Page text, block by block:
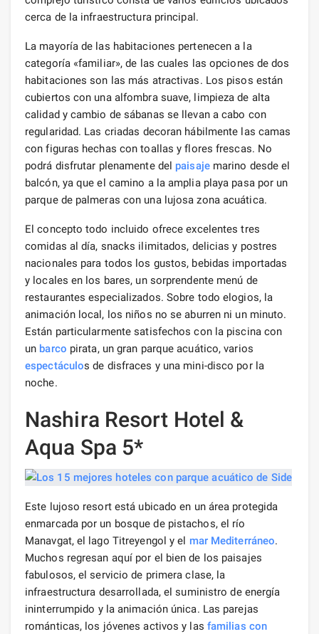
cerca de la infraestructura principal.
La mayoría de las habitaciones pertenecen a la
categoría «familiar», de las cuales las opciones de dos
habitaciones son las más atractivas. Los pisos están
cubiertos con una alfombra suave, limpieza de alta
calidad y cambio de sábanas se llevan a cabo con
regularidad. Las criadas decoran hábilmente las camas
con figuras hechas con toallas y flores frescas. No
podrá disfrutar plenamente del paisajemarino desde el
balcón, ya que el camino a la amplia playa pasa por un
parque de palmeras con una lujosa zona acuática.
El concepto todo incluido ofrece excelentes tres
comidas al día, snacks ilimitados, delicias y postres
nacionales para todos los gustos, bebidas importadas
y locales en los bares, un sorprendente menú de
restaurantes especializados. Sobre todo elogios, la
animación local, los niños no se aburren ni un minuto.
Están particularmente satisfechos con la piscina con
un barco pirata, un gran parque acuático, varios
espectáculos de disfraces y una mini-disco por la
noche.
Nashira Resort Hotel &
Aqua Spa 5*
Este lujoso resort está ubicado en un área protegida
enmarcada por un bosque de pistachos, el río
Manavgat, el lago Titreyengol y el mar Mediterráneo.
Muchos regresan aquí por el bien de los paisajes
fabulosos, el servicio de primera clase, la
infraestructura desarrollada, el suministro de energía
ininterrumpido y la animación única. Las parejas
románticas, los jóvenes activos y las familias con